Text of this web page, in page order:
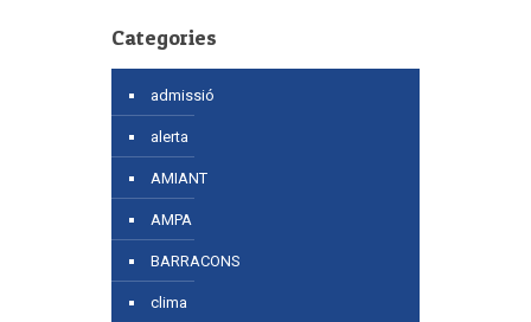
Categories
admissió
alerta
AMIANT
AMPA
BARRACONS
clima